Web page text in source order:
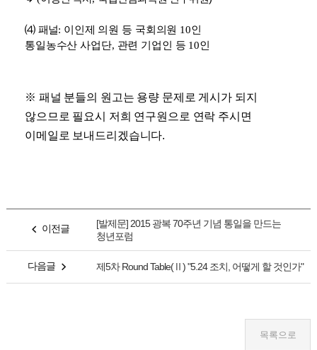
⑷ 패널: 이인제 의원 등 국회의원 10인
통일농수산 사업단, 관련 기업인 등 10인
※ 패널 분들의 원고는 용량 문제로 게시가 되지
않으므로 필요시 저희 연구원으로 연락 주시면
이메일로 보내드리겠습니다.
이전글
[발제문] 2015 광복 70주년 기념 통일을 만드는
청년포럼
다음글 제5차 Round Table(Ⅱ) "5.24 조치, 어떻게 할 것인가"